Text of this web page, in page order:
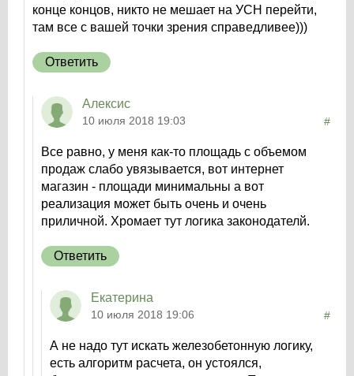
конце концов, никто не мешает на УСН перейти,
там все с вашей точки зрения справедливее)))
Ответить
Алексис
10 июля 2018 19:03 #
Все равно, у меня как-то площадь с объемом
продаж слабо увязывается, вот интернет
магазин - площади минимальны а вот
реализация может быть очень и очень
приличной. Хромает тут логика законодателй.
Ответить
Екатерина
10 июля 2018 19:06 #
А не надо тут искать железобетонную логику,
есть алгоритм расчета, он устоялся,